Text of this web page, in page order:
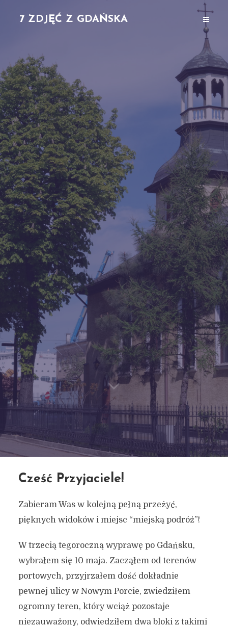
7 ZDJĘĆ Z GDAŃSKA
Cześć Przyjaciele!
Zabieram Was w kolejną pełną przeżyć,
pięknych widoków i miejsc “miejską podróż”!
W trzecią tegoroczną wyprawę po Gdańsku,
wybrałem się 10 maja. Zacząłem od terenów
portowych, przyjrzałem dość dokładnie
pewnej ulicy w Nowym Porcie, zwiedziłem
ogromny teren, który wciąż pozostaje
niezauważony, odwiedziłem dwa bloki z takimi